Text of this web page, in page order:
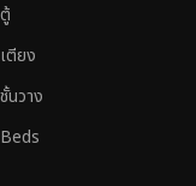
ตู้
เตียง
ชั้นวาง
Beds